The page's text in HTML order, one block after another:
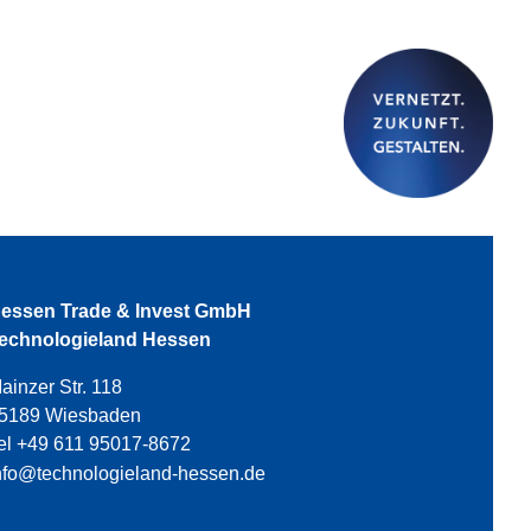
Trade & Invest GmbH
Hessen
Str. 118
Wiesbaden
+49 611 95017-8672
hessen.de